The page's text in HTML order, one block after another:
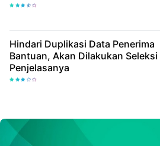
Hindari Duplikasi Data Penerima
Bantuan, Akan Dilakukan Seleksi
Penjelasanya